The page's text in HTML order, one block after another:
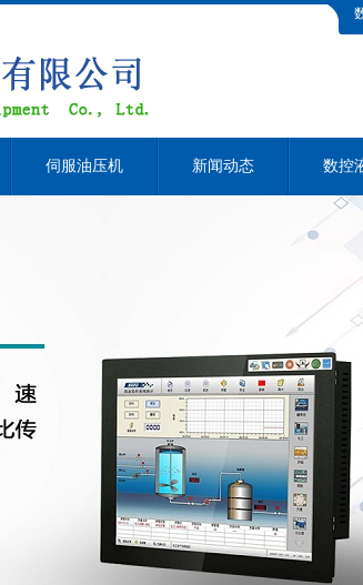
伺服油压机 新闻动态 数控